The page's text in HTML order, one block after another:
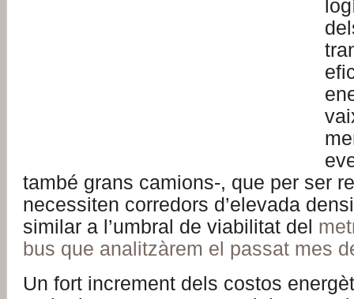
també grans camions-, que per ser
necessiten corredors d’elevada
similar a l’umbral de viabilitat del
bus que analitzàrem el passat mes
Un fort increment dels costos